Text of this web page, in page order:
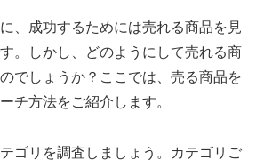
、成功するためには売れる商品を見
。しかし、どのようにして売れる商
でしょうか？ここでは、売る商品を
チ方法をご紹介します。
ゴリを調査しましょう。カテゴリご